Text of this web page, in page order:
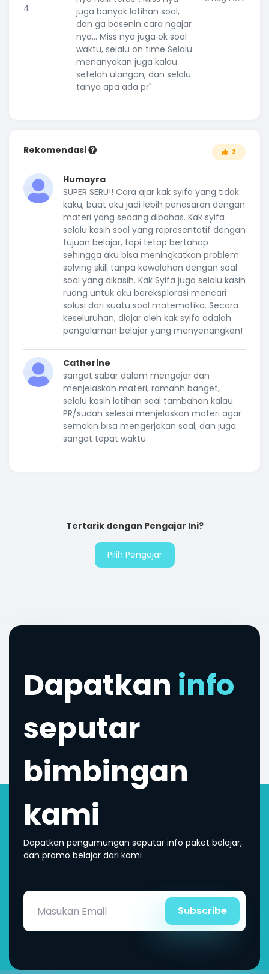
juga banyak latihan soal,
dan ga bosenin cara ngajar
nya... Miss nya juga ok soal
waktu, selalu on time Selalu
menanyakan juga kalau
setelah ulangan, dan selalu
tanya apa ada pr"
Rekomendasi 2
Humayra
SUPER SERU!! Cara ajar kak syifa yang tidak
kaku, buat aku jadi lebih penasaran dengan
materi yang sedang dibahas. Kak syifa
selalu kasih soal yang representatif dengan
tujuan belajar, tapi tetap bertahap
sehingga aku bisa meningkatkan problem
solving skill tanpa kewalahan dengan soal
soal yang dikasih. Kak Syifa juga selalu kasih
ruang untuk aku bereksplorasi mencari
solusi dari suatu soal matematika. Secara
keseluruhan, diajar oleh kak syifa adalah
pengalaman belajar yang menyenangkan!
Catherine
sangat sabar dalam mengajar dan
menjelaskan materi, ramahh banget,
selalu kasih latihan soal tambahan kalau
PR/sudah selesai menjelaskan materi agar
semakin bisa mengerjakan soal, dan juga
sangat tepat waktu.
Tertarik dengan Pengajar Ini?
Pilih Pengajar
Dapatkan info
seputar
bimbingan
kami
Dapatkan pengumungan seputar info paket belajar,
dan promo belajar dari kami
Subscribe